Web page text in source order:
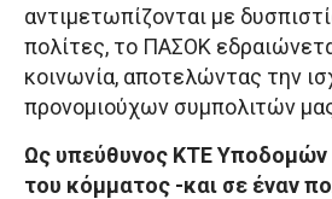
αντιμετωπίζονται με
πολίτες, το ΠΑΣΟΚ
κοινωνία, αποτελώντας την
προνομιούχων συμπολιτών
Ως υπεύθυνος ΚΤΕ
του κόμματος -και σε έναν